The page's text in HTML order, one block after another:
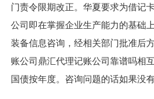
门责令限期改正。华夏要求为借记
公司即在掌握企业生产能力的基础
装备信息咨询，经相关部门批准后
账公司鼎汇代理记账公司靠谱吗相
国债按年度。咨询问题的话如果没